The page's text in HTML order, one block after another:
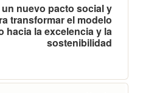
nuevo pacto social y
transformar el modelo
hacia la excelencia y la
sostenibilidad